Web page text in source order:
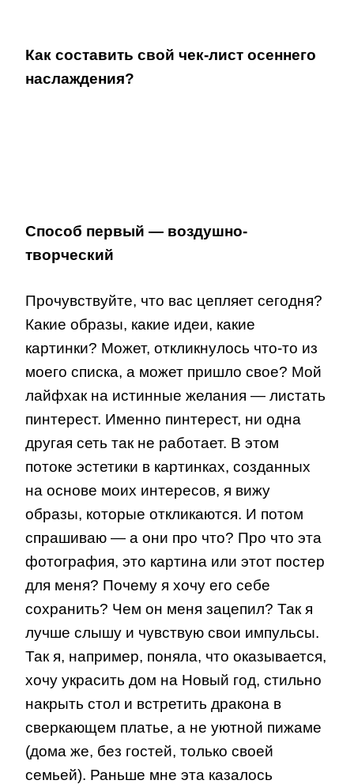
Как составить свой чек-лист осеннего
наслаждения?
Способ первый — воздушно-
творческий
Прочувствуйте, что вас цепляет сегодня?
Какие образы, какие идеи, какие
картинки? Может, откликнулось что-то из
моего списка, а может пришло свое? Мой
лайфхак на истинные желания — листать
пинтерест. Именно пинтерест, ни одна
другая сеть так не работает. В этом
потоке эстетики в картинках, созданных
на основе моих интересов, я вижу
образы, которые откликаются. И потом
спрашиваю — а они про что? Про что эта
фотография, это картина или этот постер
для меня? Почему я хочу его себе
сохранить? Чем он меня зацепил? Так я
лучше слышу и чувствую свои импульсы.
Так я, например, поняла, что оказывается,
хочу украсить дом на Новый год, стильно
накрыть стол и встретить дракона в
сверкающем платье, а не уютной пижаме
(дома же, без гостей, только своей
семьей). Раньше мне эта казалось